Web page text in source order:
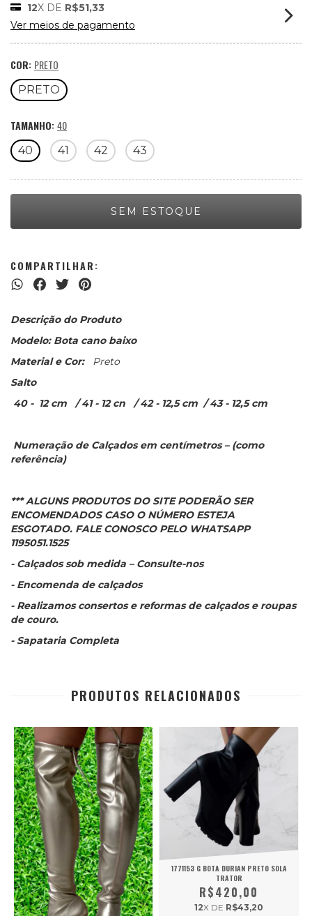
12X DE R$51,33
Ver meios de pagamento
COR: PRETO
PRETO
TAMANHO:40
40 41 42 43
COMPARTILHAR:
Descrição do Produto
Modelo: Bota cano baixo
Material e Cor:
Preto
Salto
40 - 12 cm / 41 - 12 cn / 42 - 12,5 cm / 43 - 12,5 cm
Numeração de Calçados em centímetros – (como
referência)
*** ALGUNS PRODUTOS DO SITE PODERÃO SER
ENCOMENDADOS CASO O NÚMERO ESTEJA
ESGOTADO. FALE CONOSCO PELO WHATSAPP
1195051.1525
- Calçados sob medida – Consulte-nos
- Encomenda de calçados
- Realizamos consertos e reformas de calçados e roupas
de couro.
- Sapataria Completa
PRODUTOS RELACIONADOS
1771153 G BOTA DURIAN PRETO SOLA
TRATOR
R$420,00
12X DE R$43,20